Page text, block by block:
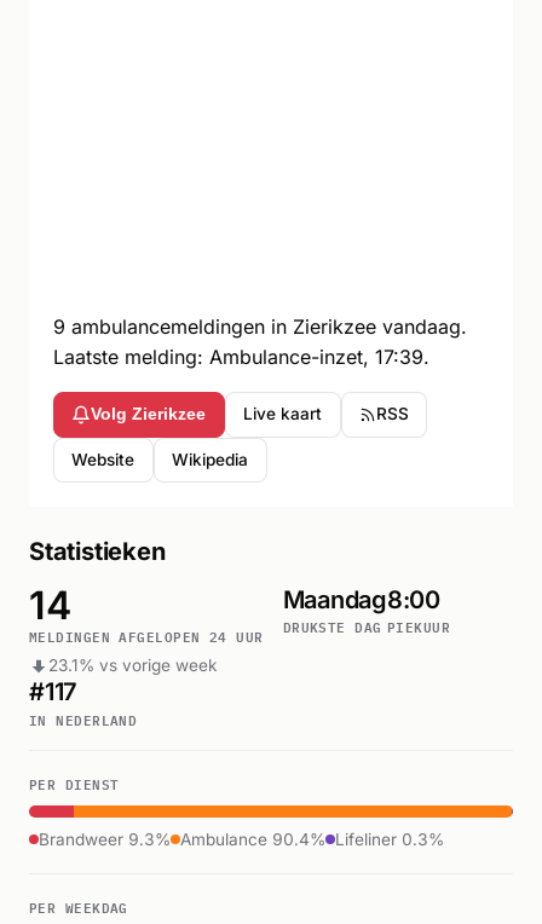
9 ambulancemeldingen in Zierikzee vandaag.
Laatste melding: Ambulance-inzet, 17:39.
Volg Zierikzee Live kaart RSS
Website Wikipedia
Statistieken
14
MELDINGEN AFGELOPEN 24 UUR
23.1% vs vorige week
Maandag
DRUKSTE DAG
8:00
PIEKUUR
#117
IN NEDERLAND
PER DIENST
Brandweer 9.3% Ambulance 90.4% Lifeliner 0.3%
PER WEEKDAG